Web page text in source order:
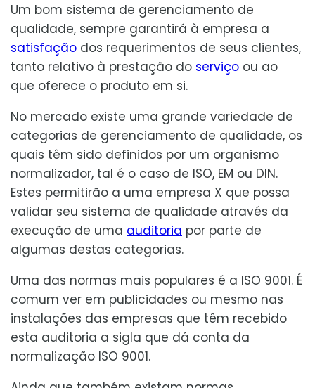
Um bom sistema de gerenciamento de
qualidade, sempre garantirá à empresa a
satisfação dos requerimentos de seus clientes,
tanto relativo à prestação do serviço ou ao
que oferece o produto em si.
No mercado existe uma grande variedade de
categorias de gerenciamento de qualidade, os
quais têm sido definidos por um organismo
normalizador, tal é o caso de ISO, EM ou DIN.
Estes permitirão a uma empresa X que possa
validar seu sistema de qualidade através da
execução de uma auditoria por parte de
algumas destas categorias.
Uma das normas mais populares é a ISO 9001. É
comum ver em publicidades ou mesmo nas
instalações das empresas que têm recebido
esta auditoria a sigla que dá conta da
normalização ISO 9001.